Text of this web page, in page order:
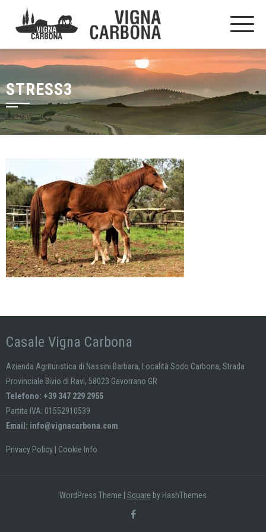
STRESS3
Casale Vigna Carbona
Azienda Agrituristica di Nassini Barbara, Località Sodo Carbona, Strada
Provinciale Bivio di Ravi, 58023 Gavorrano GR
Telefono: +39 347 229 2955
Partita IVA: 01552910539
Email: info@vignacarbona.com
Privacy Policy Cookie Info
WordPress Theme Square by HashThemes